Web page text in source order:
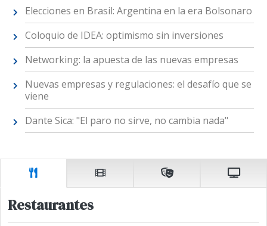
Elecciones en Brasil: Argentina en la era Bolsonaro
Coloquio de IDEA: optimismo sin inversiones
Networking: la apuesta de las nuevas empresas
Nuevas empresas y regulaciones: el desafío que se
viene
Dante Sica: "El paro no sirve, no cambia nada"
Restaurantes